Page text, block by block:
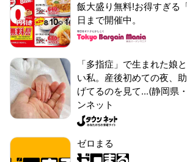
飯大盛り無料!お得すぎる
日まで開催中。
「多指症」で生まれた娘
い私。産後初めての夜、
げてるのを見て...(静岡県
ンネット
ゼロまる